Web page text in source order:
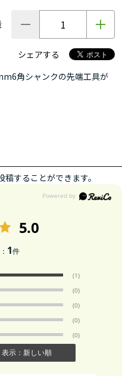
シェアする
角シャンクの先端工具が
することができます。
5.0
1件
(1)
(0)
(0)
(0)
(0)
表示：新しい順